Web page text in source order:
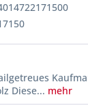
Diese... mehr